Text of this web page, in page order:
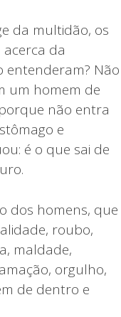
da multidão, os
da
entenderam? Não
um homem de
não entra
e
é o que sai de
dos homens, que
roubo,
maldade,
orgulho,
de dentro e